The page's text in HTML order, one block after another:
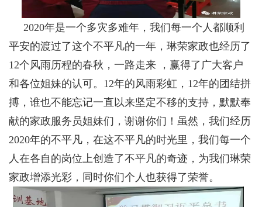
2020年是一个多灾多难年，我们每一个人都顺利
平安的渡过了这个不平凡的一年，琳荣家政也经历了
12个风雨历程的春秋，一路走来 ，赢得了广大客户
和各位姐妹的认可。12年的风雨彩虹，12年的团结拼
搏，谁也不能忘记一直以来坚定不移的支持，默默奉
献的家政服务员姐妹们，谢谢你们！虽然，我们经历
2020年的不平凡，在这不平凡的时光里，我们每一个
人在各自的岗位上创造了不平凡的奇迹，为我们琳荣
家政增添光彩，同时你们个人也获得了荣誉。